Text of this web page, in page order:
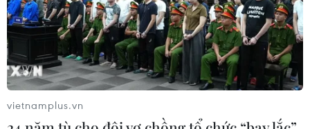
vietnamplus.vn